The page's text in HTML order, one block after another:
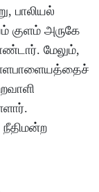
பாலியல்
அருகே
மேலும்,